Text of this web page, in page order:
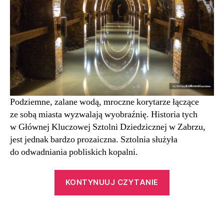
Dziedziczna
|
Zabrze
Podziemne, zalane wodą, mroczne korytarze łączące
ze sobą miasta wyzwalają wyobraźnię. Historia tych
w Głównej Kluczowej Sztolni Dziedzicznej w Zabrzu,
jest jednak bardzo prozaiczna. Sztolnia służyła
do odwadniania pobliskich kopalni.
KONTYNUUJ CZYTANIE